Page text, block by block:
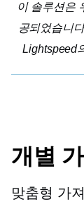
이 솔루션은
공되었습니
Lightspeed
개별
맞춤형 가